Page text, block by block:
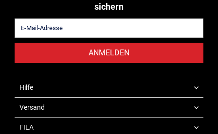
sichern
ANMELDEN
Hilfe
Versand
FILA